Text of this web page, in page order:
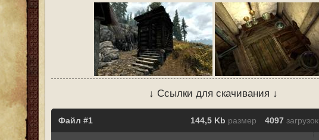
↓ Ссылки для скачивания ↓
Файл 144,5 Kb размер 4097 загрузок